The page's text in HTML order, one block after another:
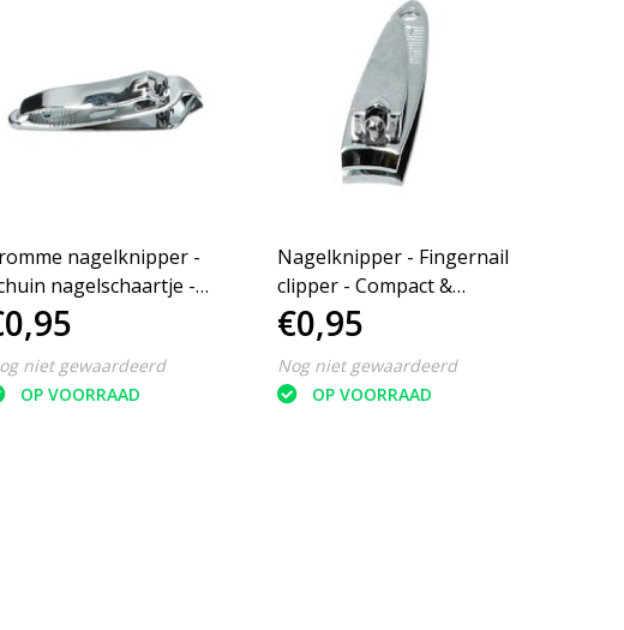
nagelknipper -
nagelschaartje -
- 60 mm - RVS
niet gewaardeerd
OP VOORRAAD
Nagelknipper - Fingernail
clipper - Compact &
Hygiënisch - RVS
€0,95
Nog niet gewaardeerd
OP VOORRAAD